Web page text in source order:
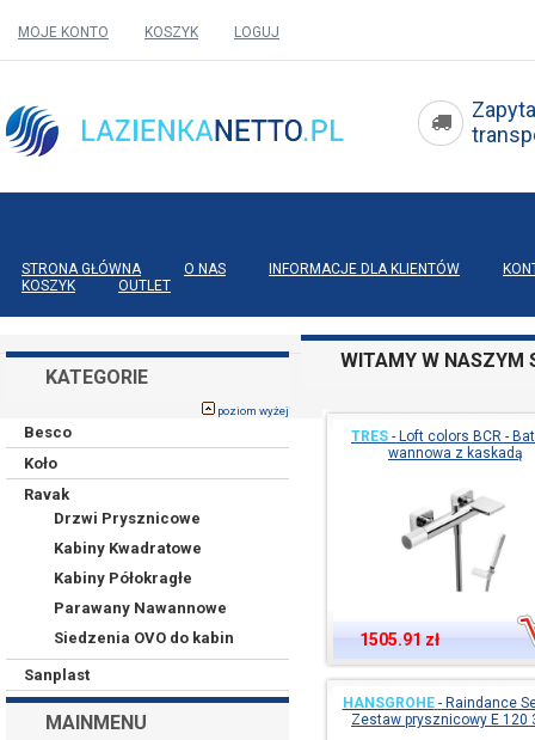
MOJE KONTO KOSZYK LOGUJ
STRONA GŁÓWNA O NAS INFORMACJE DLA KLIENTÓW
KOSZYK
OUTLET
KATEGORIE
poziom wyżej
Besco
Koło
Ravak
Drzwi Prysznicowe
Kabiny Kwadratowe
Kabiny Półokragłe
Parawany Nawannowe
Siedzenia OVO do kabin
Sanplast
MAINMENU
WITAMY W NASZYM
TRES - Loft colors BCR -
wannowa z kaskadą
1505.91 zł
HANSGROHE -Raindance
Zestaw prysznicowy E 120